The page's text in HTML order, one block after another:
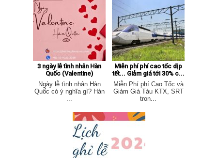
3 ngày lễ tình nhân Hàn
Quốc (Valentine)
Ngày lễ tình nhân Hàn
Quốc có ý nghĩa gì? Hàn
Miễn phí phí cao tốc dịp
tết... Giảm giá tới 30% c...
Miễn Phí phí Cao Tốc và
Giảm Giá Tàu KTX, SRT
tron...